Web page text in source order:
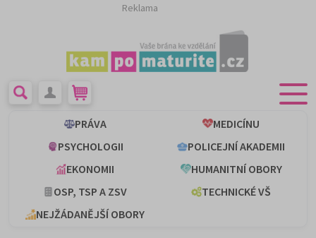
Reklama
PRÁVA
MEDICÍNU
PSYCHOLOGII
POLICEJNÍ AKADEMII
EKONOMII
HUMANITNÍ OBORY
OSP, TSP A ZSV
TECHNICKÉ VŠ
NEJŽÁDANĚJŠÍ OBORY